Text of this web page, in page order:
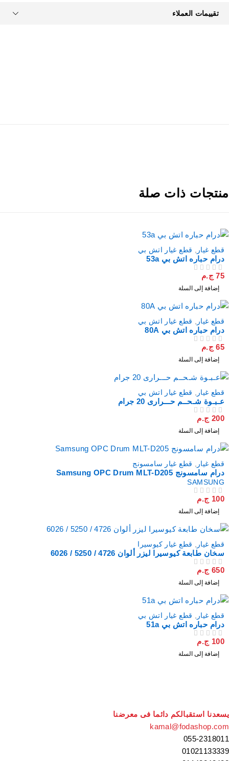
تقييمات العملاء
ذات صلة
قطع غيار, قطع غيار اتش بي
درام حباره اتش بي 53a
75 ج.م
إضافة إلى السلة
قطع غيار, قطع غيار اتش بي
درام حباره اتش بي 80A
65 ج.م
إضافة إلى السلة
قطع غيار, قطع غيار اتش بي
عـبـوة شـحــم حـــرارى 20 جرام
200 ج.م
إضافة إلى السلة
قطع غيار, قطع غيار سامسونج
درام سامسونج Samsung OPC Drum MLT-D205
SAMSUNG
100 ج.م
إضافة إلى السلة
قطع غيار, قطع غيار كيوسيرا
سخان طابعة كيوسيرا ليزر ألوان 4726 / 5250 / 6026
650 ج.م
إضافة إلى السلة
قطع غيار, قطع غيار اتش بي
درام حباره اتش بي 51a
100 ج.م
إضافة إلى السلة
استقبالكم دائما فى معرضنا
055-